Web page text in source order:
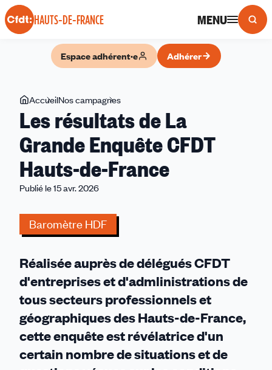
Panneau de gestion des cookies
HAUTS-DE-FRANCE MENU
Espace adhérent·e Adhérer
Vous
êtes
ici
AccueilNos campagnes
résultats
La
Grande
Enquête
Les résultats de La
Grande Enquête CFDT
Hauts-de-France
Publié le 15 avr. 2026
Baromètre HDF
Réalisée auprès de délégués CFDT
d'entreprises et d'admlinistrations de
tous secteurs professionnels et
géographiques des Hauts-de-France,
cette enquête est révélatrice d'un
certain nombre de situations et de